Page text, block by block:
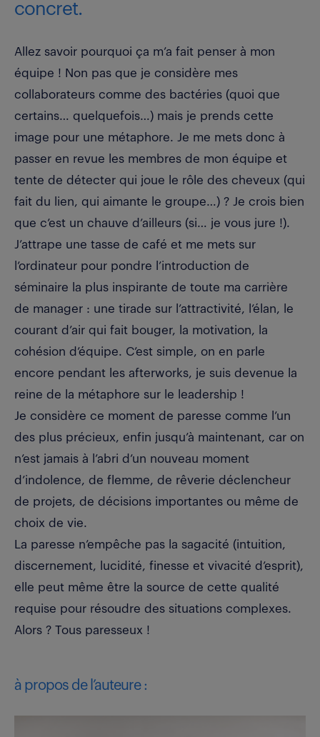
concret.
Allez savoir pourquoi ça m’a fait penser à mon
équipe ! Non pas que je considère mes
collaborateurs comme des bactéries (quoi que
certains… quelquefois…) mais je prends cette
image pour une métaphore. Je me mets donc à
passer en revue les membres de mon équipe et
tente de détecter qui joue le rôle des cheveux (qui
fait du lien, qui aimante le groupe…) ? Je crois bien
que c’est un chauve d’ailleurs (si… je vous jure !).
J’attrape une tasse de café et me mets sur
l’ordinateur pour pondre l’introduction de
séminaire la plus inspirante de toute ma carrière
de manager : une tirade sur l’attractivité, l’élan, le
courant d’air qui fait bouger, la motivation, la
cohésion d’équipe. C’est simple, on en parle
encore pendant les afterworks, je suis devenue la
reine de la métaphore sur le leadership !
Je considère ce moment de paresse comme l’un
des plus précieux, enfin jusqu’à maintenant, car on
n’est jamais à l’abri d’un nouveau moment
d’indolence, de flemme, de rêverie déclencheur
de projets, de décisions importantes ou même de
choix de vie.
La paresse n’empêche pas la sagacité (intuition,
discernement, lucidité, finesse et vivacité d’esprit),
elle peut même être la source de cette qualité
requise pour résoudre des situations complexes.
Alors ? Tous paresseux !
à propos de l’auteure :